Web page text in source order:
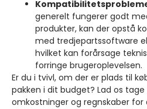
generelt fungerer godt
produkter, kan der opstå
med tredjepartssoftware
hvilket kan forårsage
forringe brugeroplevelsen.
Er du i tvivl, om der er plads til
pakken i dit budget? Lad os
omkostninger og regnskaber for